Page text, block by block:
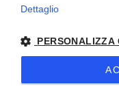
P.IVA IT04218710962 |
Dettaglio
PERSONALIZZA